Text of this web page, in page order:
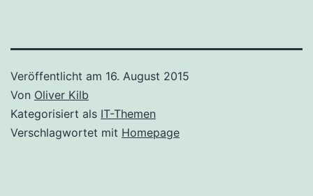
Veröffentlicht am 16. August 2015
Von Oliver Kilb
Kategorisiert als IT-Themen
Verschlagwortet mit Homepage